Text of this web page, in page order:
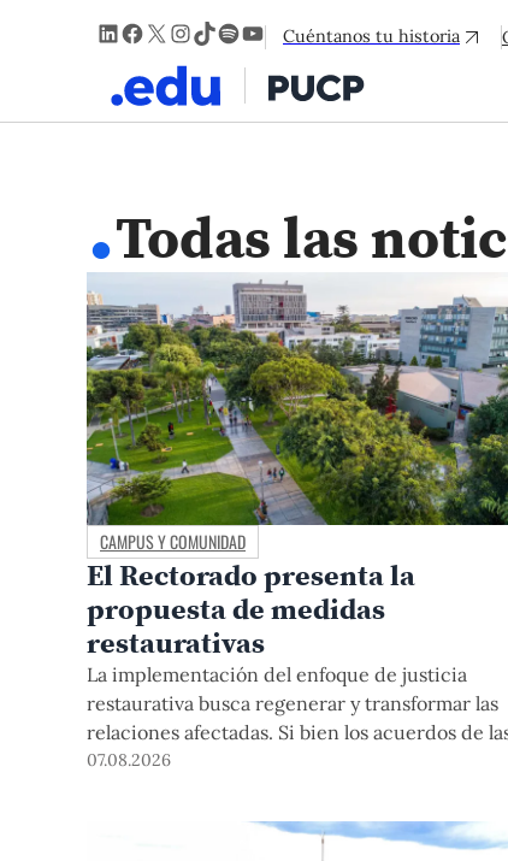
LinkedIn
Facebook
X Instagram
TikTok
Spotify
YouTube
Cuéntanos tu historia
.Todas las
CAMPUS Y COMUNIDAD
El Rectorado presenta la
propuesta de medidas
restaurativas
La implementación del enfoque de justicia
restaurativa busca regenerar y transformar las
relaciones afectadas. Si bien los acuerdos de
medidas restaurativas podrían ser considerados
reemplaza sus procedimientos.
07.08.2026